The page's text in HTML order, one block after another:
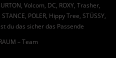
Volcom, DC, ROXY, Trasher,
POLER, Hippy Tree, STÜSSY,
du das sicher das Passende
– Team